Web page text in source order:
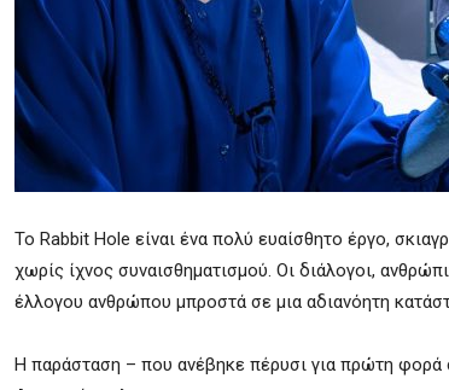
Το Rabbit Hole είναι ένα πολύ ευαίσθητο έργο,
χωρίς ίχνος συναισθηματισμού. Οι διάλογοι,
έλλογου ανθρώπου μπροστά σε μια αδιανόητη
Η παράσταση – που ανέβηκε πέρυσι για πρώτη φορά